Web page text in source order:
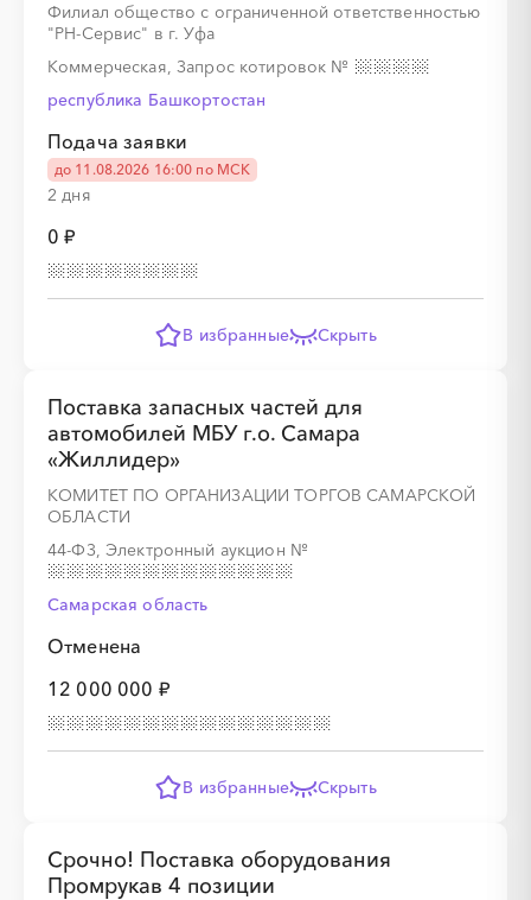
Филиал общество с ограниченной ответственностью
"РН-Сервис" в г. Уфа
Коммерческая, Запрос котировок №
республика Башкортостан
Подача заявки
до 11.08.2026 16:00 по МСК
2 дня
0 ₽
В избранные Скрыть
Поставка запасных частей для
автомобилей МБУ г.о. Самара
«Жиллидер»
КОМИТЕТ ПО ОРГАНИЗАЦИИ ТОРГОВ САМАРСКОЙ
ОБЛАСТИ
44-ФЗ, Электронный аукцион №
Самарская область
Отменена
12 000 000 ₽
В избранные Скрыть
Срочно! Поставка оборудования
Промрукав 4 позиции